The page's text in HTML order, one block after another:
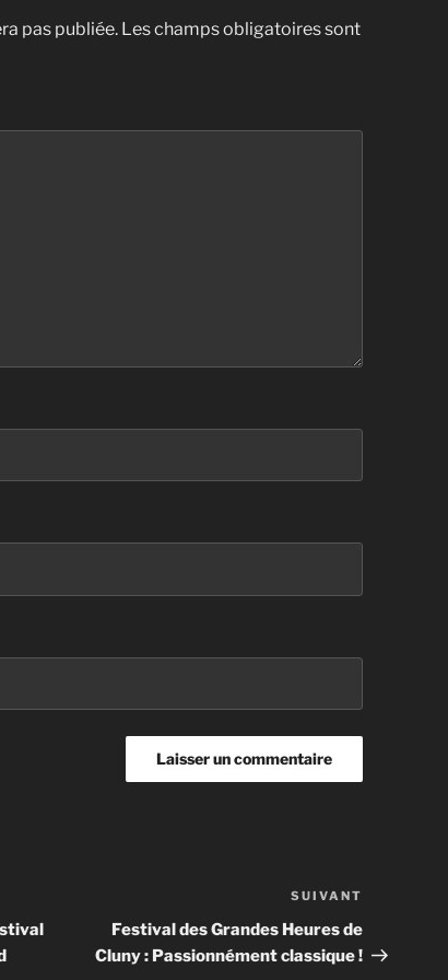
pas publiée. Les champs obligatoires sont
suivant
SUIVANT
Festival des Grandes Heures de
Cluny : Passionnément classique !